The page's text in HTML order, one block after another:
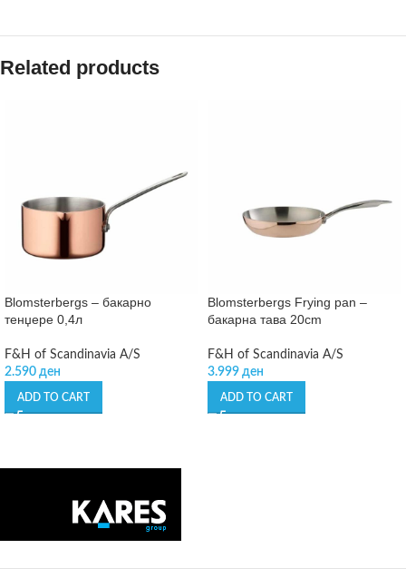
Related products
Blomsterbergs – бакарно
тенџере 0,4л
F&H of Scandinavia A/S
2.590 ден
ADD TO CART
Blomsterbergs Frying pan –
бакарна тава 20cm
F&H of Scandinavia A/S
3.999 ден
ADD TO CART